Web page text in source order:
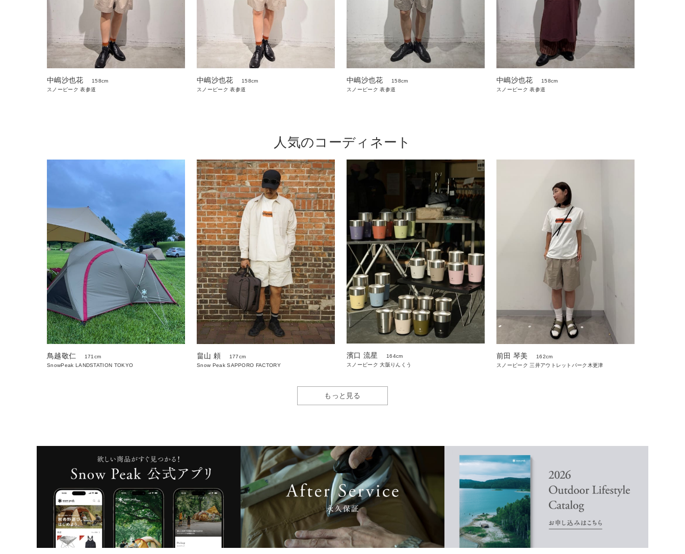
中嶋沙也花
158cm
スノーピーク 表参道
中嶋沙也花
158cm
スノーピーク 表参道
中嶋沙也花
158cm
スノーピーク 表参道
中嶋沙也花
158cm
スノーピーク 表参道
人気のコーディネート
鳥越敬仁
171cm
SnowPeak LANDSTATION TOKYO
畠山 頼
177cm
Snow Peak SAPPORO FACTORY
濱口 流星
164cm
スノーピーク 大阪りんくう
前田 琴美
162cm
スノーピーク 三井アウトレットパーク木更津
もっと見る